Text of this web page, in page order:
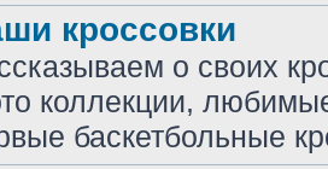
кроссовки
о своих
коллекции,
баскетбольные